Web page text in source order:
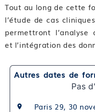
Compétence 02 :
Module 03 : Utiliser un
pour que la patiente
accouchement
approfondir l’état
Bloc de compétences
du temps et
Tout au long de cette
l’étude de cas
permettront l’analyse
et l’intégration des
Autres dates de
Pas
Paris 29, 30